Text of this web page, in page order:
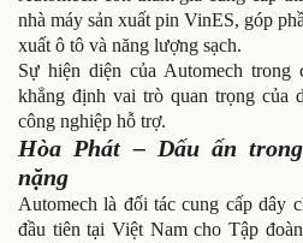
nhà máy sản xuất pin VinES, góp
xuất ô tô và năng lượng sạch.
Sự hiện diện của Automech
khẳng định vai trò quan trọng của
công nghiệp hỗ trợ.
Hòa Phát – Dấu ấn
nặng
Automech là đối tác cung cấp dây
đầu tiên tại Việt Nam cho Tập